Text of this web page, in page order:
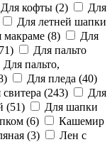
Для кофты (2)
Для
Для летней шапки
макраме (8)
Для
71)
Для пальто
Для пальто,
) Для пледа (40)
свитера (243)
Для
(51)
Для шапки
(6)
Кашемир
(3)
Лен с